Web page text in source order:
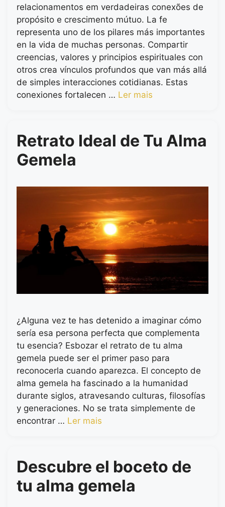
relacionamentos em verdadeiras conexões de
propósito e crescimento mútuo. La fe
representa uno de los pilares más importantes
en la vida de muchas personas. Compartir
creencias, valores y principios espirituales con
otros crea vínculos profundos que van más allá
de simples interacciones cotidianas. Estas
conexiones fortalecen … Ler mais
Retrato Ideal de Tu Alma
Gemela
¿Alguna vez te has detenido a imaginar cómo
sería esa persona perfecta que complementa
tu esencia? Esbozar el retrato de tu alma
gemela puede ser el primer paso para
reconocerla cuando aparezca. El concepto de
alma gemela ha fascinado a la humanidad
durante siglos, atravesando culturas, filosofías
y generaciones. No se trata simplemente de
encontrar … Ler mais
Descubre el boceto de
tu alma gemela